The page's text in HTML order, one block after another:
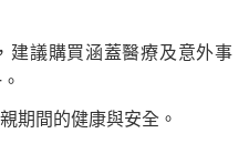
建議購買涵蓋醫療及意外事
期間的健康與安全。